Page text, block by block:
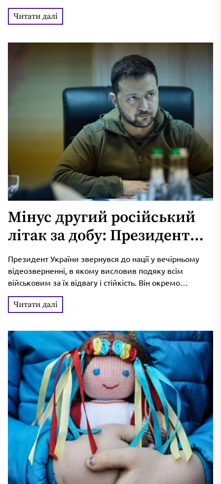
спрямований проти суб'єктів та схем у третіх...
Читати далі
Мінус другий російський
літак за добу: Президент
розповів про операцію ЗСУ
по обʼєктах у Криму
Президент України звернувся до нації у вечірньому
відеозверненні, в якому висловив подяку всім
військовим за їх відвагу і стійкість. Він окремо
зазначив внесок українських сил...
Читати далі